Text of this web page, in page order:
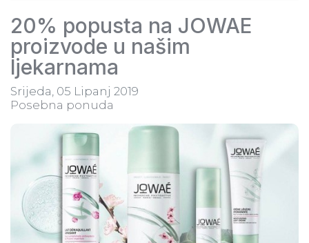
20% popusta na JOWAE
proizvode u našim
ljekarnama
Srijeda, 05 Lipanj 2019
Posebna ponuda